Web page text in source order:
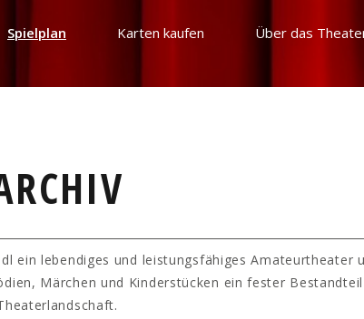
Spielplan Karten kaufen Über das
ein lebendiges und leistungsfähiges Amateurtheater
Märchen und Kinderstücken ein fester